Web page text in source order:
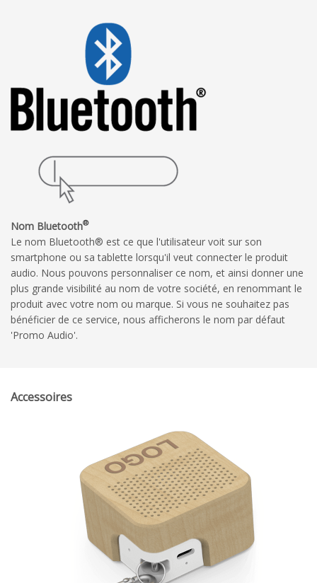
Nom Bluetooth®
Le nom Bluetooth® est ce que l'utilisateur voit sur son
smartphone ou sa tablette lorsqu'il veut connecter le produit
audio. Nous pouvons personnaliser ce nom, et ainsi donner une
plus grande visibilité au nom de votre société, en renommant le
produit avec votre nom ou marque. Si vous ne souhaitez pas
bénéficier de ce service, nous afficherons le nom par défaut
'Promo Audio'.
Accessoires